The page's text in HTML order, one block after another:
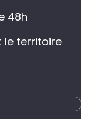
48h
le territoire